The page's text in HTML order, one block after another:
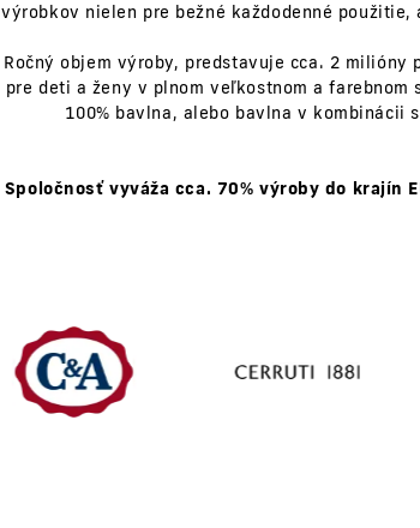
výrobkov nielen pre bežné každodenné
Ročný objem výroby, predstavuje cca. 2
pre deti a ženy v plnom veľkostnom a
100% bavlna, alebo bavlna v kombinácii
Spoločnosť vyváža cca. 70% výroby do krajín